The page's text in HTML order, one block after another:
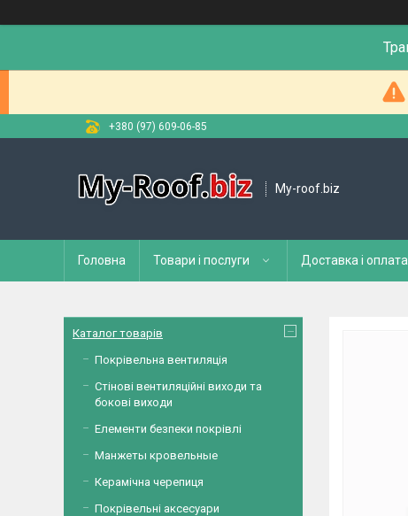
+380 (97) 609-06-85
My-roof.biz
Головна Товари і послуги Доставка і оплата
Каталог товарів
Покрівельна вентиляція
Стінові вентиляційні виходи та
бокові виходи
Елементи безпеки покрівлі
Манжеты кровельные
Керамічна черепиця
Покрівельні аксесуари